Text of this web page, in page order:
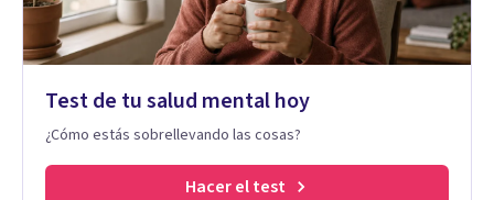
Test de tu salud mental hoy
¿Cómo estás sobrellevando las cosas?
Hacer el test